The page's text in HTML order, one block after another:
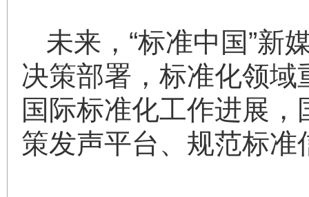
未来，“标准中国”新
决策部署，标准化领
国际标准化工作进展
策发声平台、规范标准